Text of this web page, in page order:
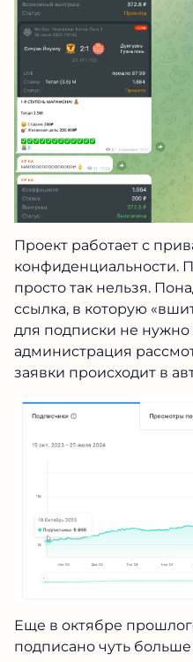
Проект работает с
конфиденциальности.
просто так нельзя.
ссылка, в которую
для подписки не нужно
администрация
заявки происходит в
Еще в октябре
подписано чуть